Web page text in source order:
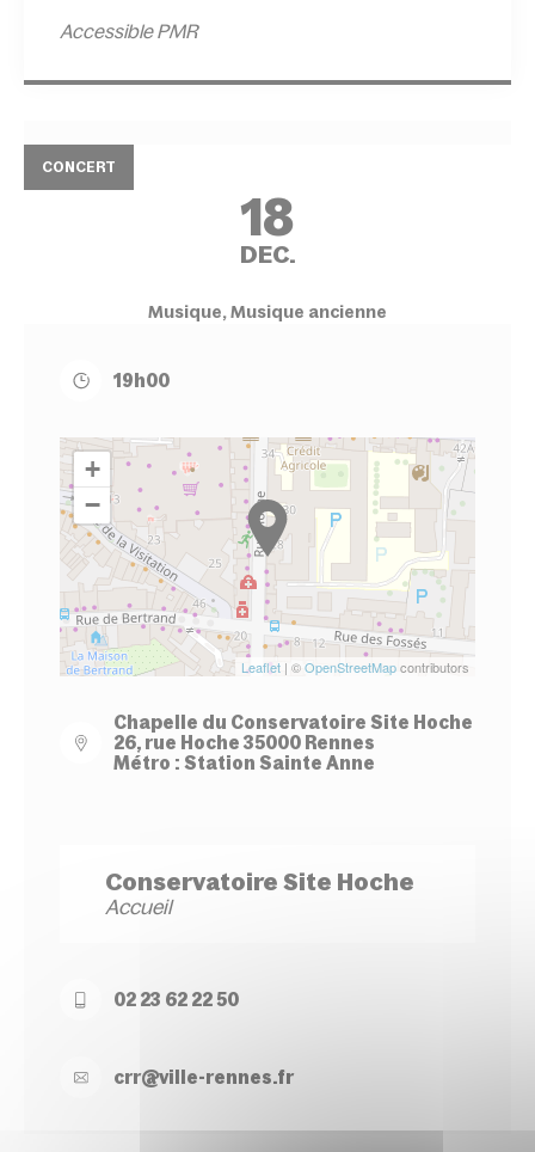
Accessible PMR
CONCERT
18
DEC.
Musique, Musique ancienne
19h00
+
−
Leaflet | ©OpenStreetMapcontributors
Chapelle du Conservatoire Site Hoche
26, rue Hoche 35000 Rennes
Métro : Station Sainte Anne
Conservatoire Site Hoche
Accueil
02 23 62 22 50
crr@ville-rennes.fr